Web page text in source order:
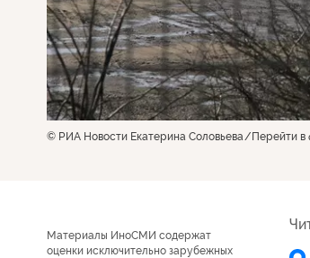
© РИА Новости Екатерина Соловьева Перейти в
Материалы ИноСМИ содержат
оценки исключительно зарубежных